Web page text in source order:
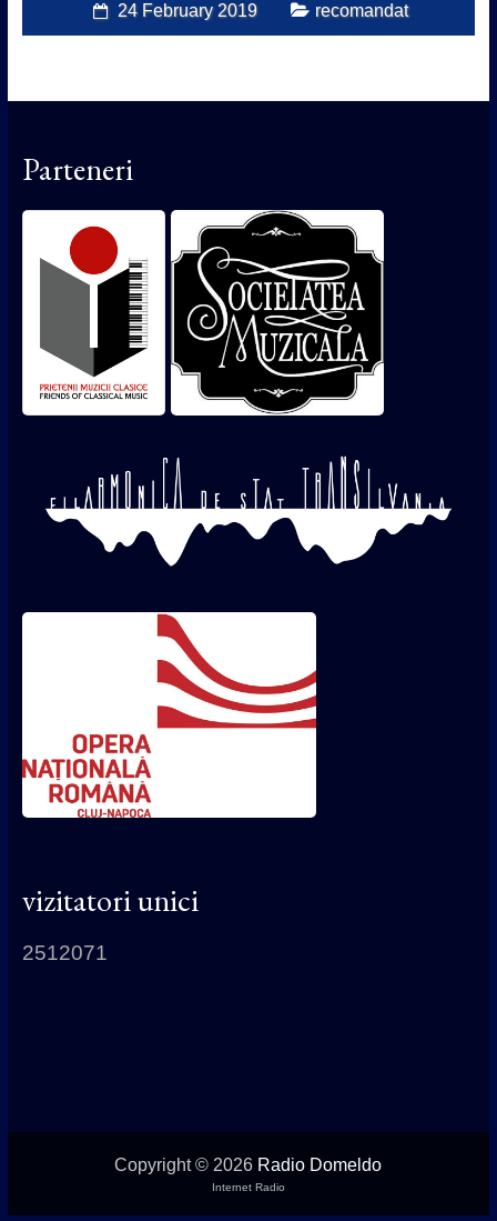
24 February 2019 recomandat
Parteneri
vizitatori unici
2512071
Copyright © 2026 Radio Domeldo
Internet Radio